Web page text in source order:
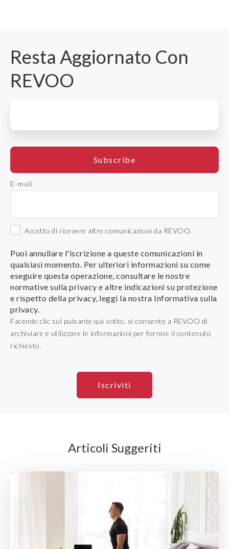
Resta Aggiornato Con
REVOO
E-mail
Accetto di ricevere altre comunicazioni da REVOO.
Puoi annullare l'iscrizione a queste comunicazioni in
qualsiasi momento. Per ulteriori informazioni su come
eseguire questa operazione, consultare le nostre
normative sulla privacy e altre indicazioni su protezione
e rispetto della privacy, leggi la nostra Informativa sulla
privacy.
Facendo clic sul pulsante qui sotto, si consente a REVOO di
archiviare e utilizzare le informazioni per fornire il contenuto
richiesto.
Articoli Suggeriti